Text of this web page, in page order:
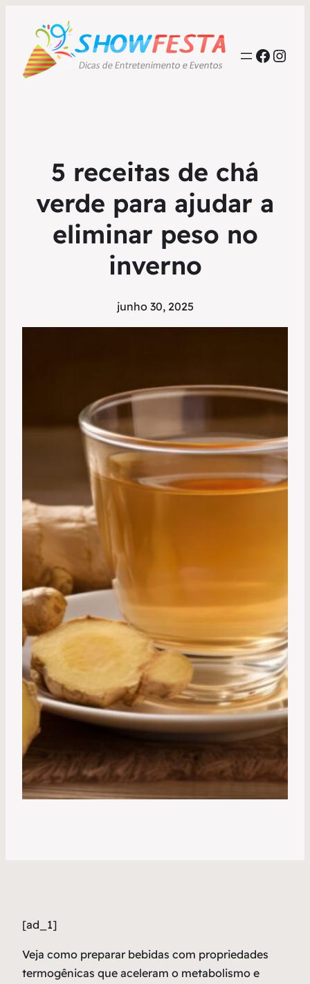
5 receitas de chá
verde para ajudar a
eliminar peso no
inverno
junho 30, 2025
[ad_1]
Veja como preparar bebidas com propriedades
termogênicas que aceleram o metabolismo e